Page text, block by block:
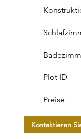
Plot ID
Preise
Kontaktieren